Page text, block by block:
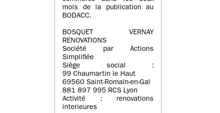
mois de la publication au
BODACC.
BOSQUET VERNAY
RENOVATIONS
Société par Actions
Simplifiée
Siège social :
99 Chaumartin le Haut
69560 Saint-Romain-en-Gal
881 897 995 RCS Lyon
Activité : renovations
interieures